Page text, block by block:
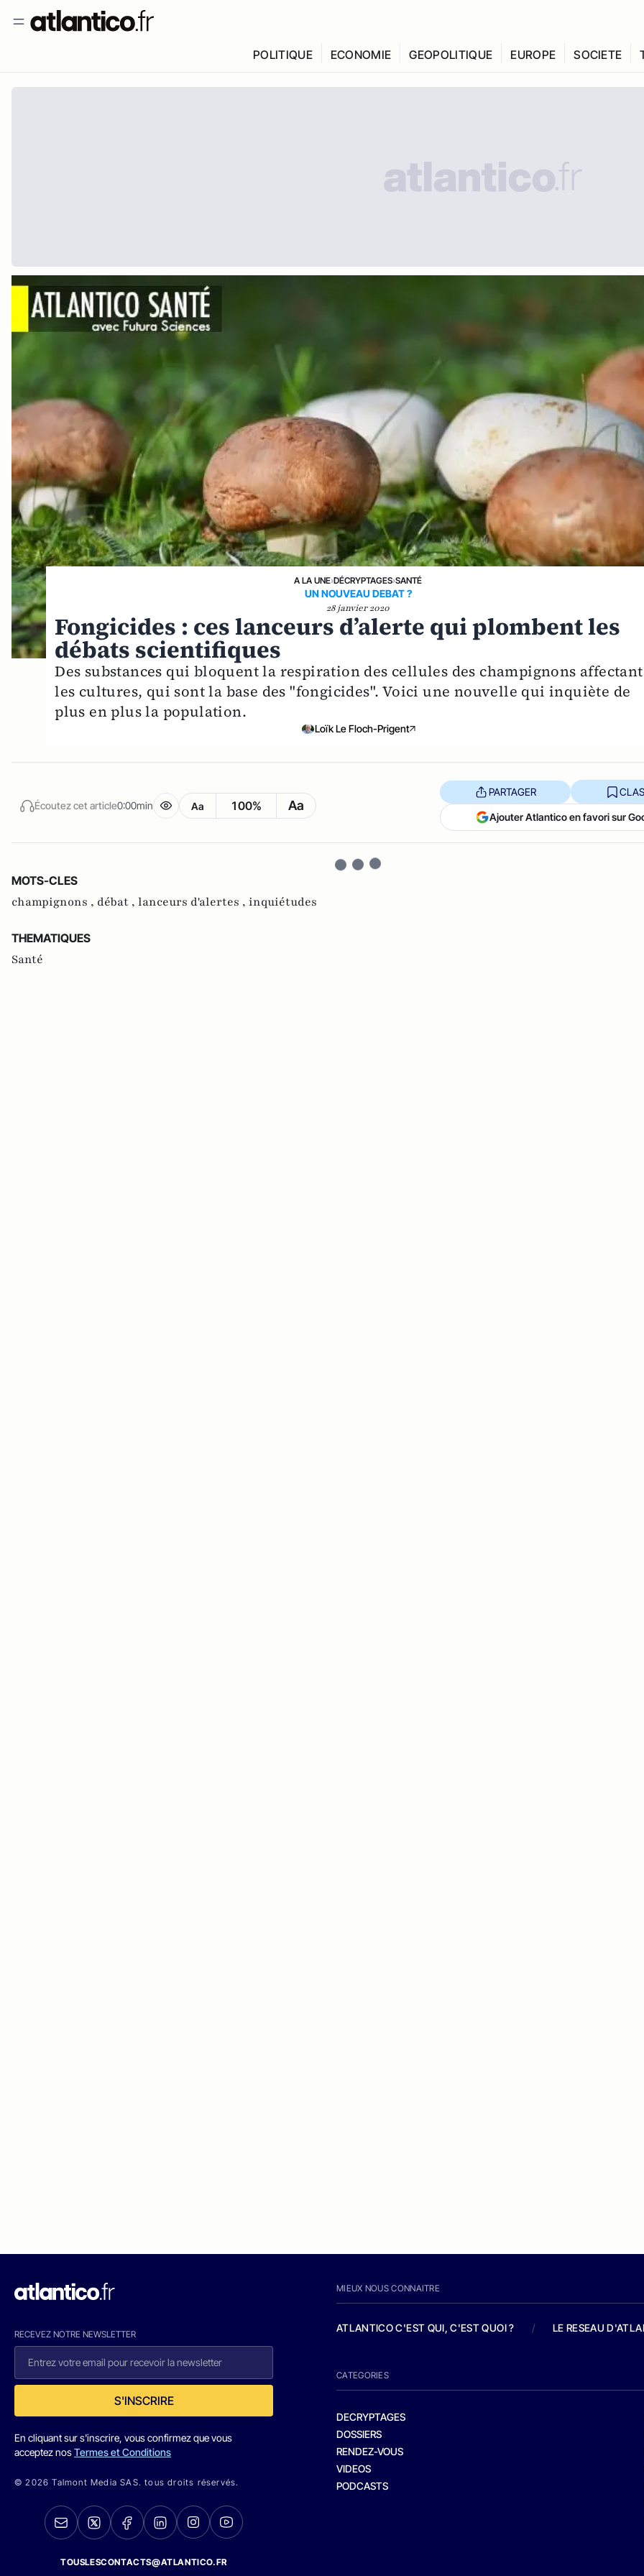
POLITIQUE ECONOMIE GEOPOLITIQUE EUROPE SOCIETE
A LA UNE›DÉCRYPTAGES›SANTÉ
UN NOUVEAU DEBAT ?
28 janvier 2020
Fongicides : ces lanceurs d’alerte qui plombent les
débats scientifiques
Des substances qui bloquent la respiration des cellules des champignons affectant
les cultures, qui sont la base des "fongicides". Voici une nouvelle qui inquiète de
plus en plus la population.
Loïk Le Floch-Prigent
Écoutez cet article0:00min Aa 100% Aa
PARTAGER
Ajouter Atlantico en favori sur
MOTS-CLES
champignons , débat , lanceurs d'alertes , inquiétudes
THEMATIQUES
Santé
RECEVEZ NOTRE NEWSLETTER
S'INSCRIRE
En cliquant sur s'inscrire, vous confirmez que vous
acceptez nosTermes et Conditions
© 2026 Talmont Media SAS. tous droits réservés.
TOUSLESCONTACTS@ATLANTICO.FR
MIEUX NOUS CONNAITRE
ATLANTICO C'EST QUI, C'EST QUOI ? / LE RESEAU
CATEGORIES
DECRYPTAGES
DOSSIERS
RENDEZ-VOUS
VIDEOS
PODCASTS